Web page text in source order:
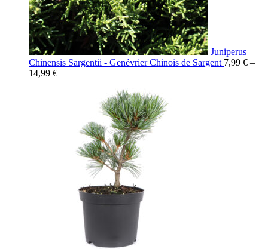
Juniperus
Chinensis Sargentii - Genévrier Chinois de Sargent 7,99 € –
14,99 €